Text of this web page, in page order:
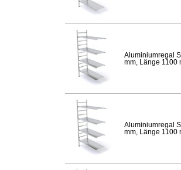
Aluminiumregal
mm, Länge 1100
Aluminiumregal
mm, Länge 1100